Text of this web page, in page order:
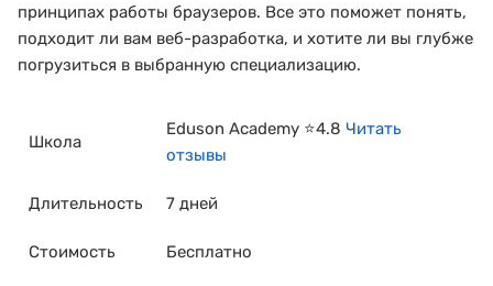
принципах работы браузеров. Все это поможет понять,
подходит ли вам веб-разработка, и хотите ли вы глубже
погрузиться в выбранную специализацию.
Школа
Eduson Academy ⭐4.8 Читать
отзывы
Длительность 7 дней
Стоимость Бесплатно